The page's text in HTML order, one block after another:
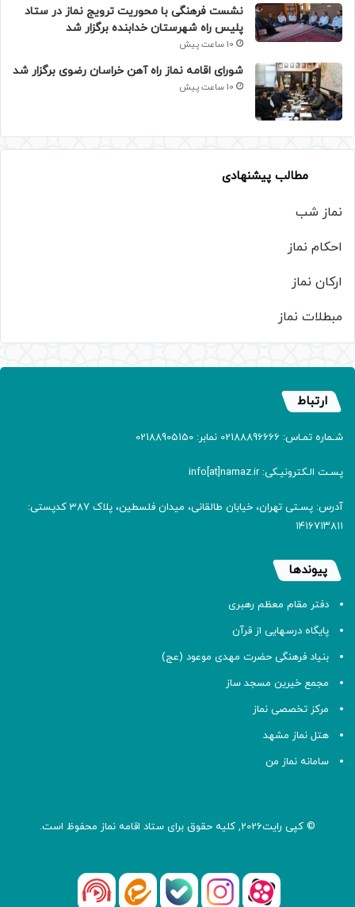
نشست فرهنگی با محوریت ترویج نماز در ستاد
پلیس راه شهرستان خدابنده برگزار شد
10 ساعت پیش
شورای اقامه نماز راه آهن خراسان رضوی برگزار شد
10 ساعت پیش
مطالب پیشنهادی
نماز شب
احکام نماز
ارکان نماز
مبطلات نماز
ارتباط
شـماره تمـاس: 02188896666 نمابر: 02188905150
پسـت الـکترونیـکی: info[at]namaz.ir
آدرس: پسـتی تهران، خیابان طالقانی، میدان فلسطین، پلاک 387 کدپستی:
۱۴۱۶۷۱۳۸۱۱
پیوندها
دفتر مقام معظم رهبری
پایگاه درسهایی از قرآن
بنیاد فرهنگی حضرت مهدی موعود (عج)
مجمع خیرین مسجد ساز
مرکز تخصصی نماز
هتل نماز مشهد
سامانه نماز من
© کپی رایت2026, کلیه حقوق برای ستاد اقامه نماز محفوظ است.
آپارات اینستاگرام
بله ایتا